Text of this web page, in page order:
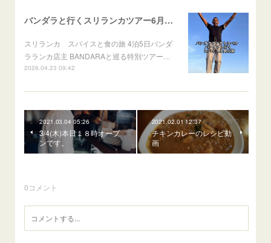
バンダラと行くスリランカツアー6月出発
スリランカ スパイスと食の旅 4泊5日バンダ
ラランカ店主 BANDARAと巡る特別ツアー…
2026.04.23 09:42
2021.03.04 05:26
3/4(木)本日１８時オープ
ンです。
2021.02.01 12:37
チキンカレーのレシピ動
画
0コメント